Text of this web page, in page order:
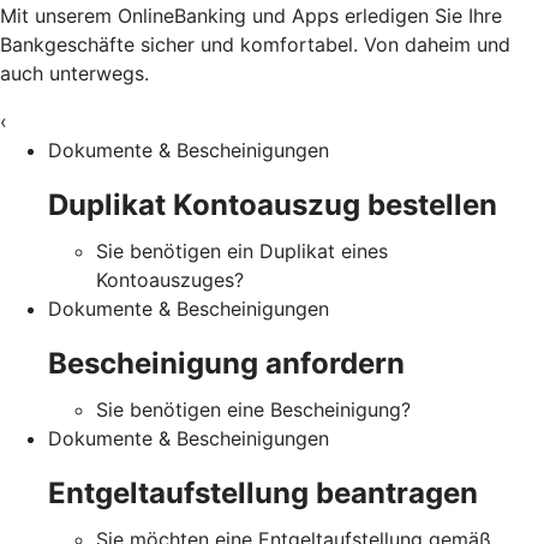
Mit unserem OnlineBanking und Apps erledigen Sie Ihre
Bankgeschäfte sicher und komfortabel. Von daheim und
auch unterwegs.
‹
Dokumente & Bescheinigungen
Duplikat Kontoauszug bestellen
Sie benötigen ein Duplikat eines
Kontoauszuges?
Dokumente & Bescheinigungen
Bescheinigung anfordern
Sie benötigen eine Bescheinigung?
Dokumente & Bescheinigungen
Entgeltaufstellung beantragen
Sie möchten eine Entgeltaufstellung gemäß